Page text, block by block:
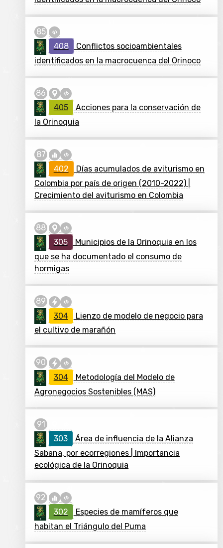
408
Conflictos socioambientales
identificados en la macrocuenca del Orinoco
405
Acciones para la conservación de
la Orinoquia
402
Días acumulados de aviturismo en
Colombia por país de origen (2010-2022) |
Crecimiento del aviturismo en Colombia
305
Municipios de la Orinoquia en los
que se ha documentado el consumo de
hormigas
304
Lienzo de modelo de negocio para
el cultivo de marañón
304
Metodología del Modelo de
Agronegocios Sostenibles (MAS)
303
Área de influencia de la Alianza
Sabana, por ecorregiones | Importancia
ecológica de la Orinoquia
302
Especies de mamíferos que
habitan el Triángulo del Puma